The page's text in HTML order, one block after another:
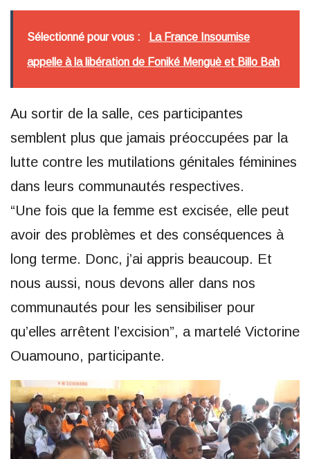
Sélectionné pour vous : La France Insoumise
appelle à la libération de Foniké Menguè et Billo Bah
Au sortir de la salle, ces participantes
semblent plus que jamais préoccupées par la
lutte contre les mutilations génitales féminines
dans leurs communautés respectives.
“Une fois que la femme est excisée, elle peut
avoir des problèmes et des conséquences à
long terme. Donc, j’ai appris beaucoup. Et
nous aussi, nous devons aller dans nos
communautés pour les sensibiliser pour
qu’elles arrêtent l’excision”, a martelé Victorine
Ouamouno, participante.